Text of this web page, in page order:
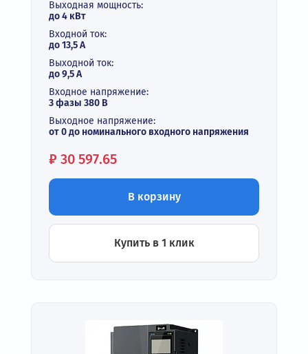
Выходная мощность:
до 4 кВт
Входной ток:
до 13,5 А
Выходной ток:
до 9,5 А
Входное напряжение:
3 фазы 380 В
Выходное напряжение:
от 0 до номинального входного напряжения
Цена:
₽ 30 597.65
В корзину
Купить в 1 клик